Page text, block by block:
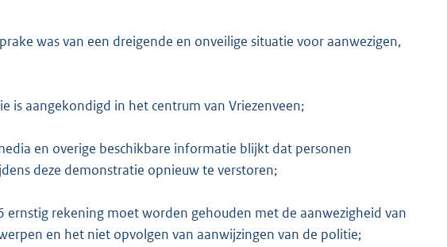
was van een dreigende en onveilige situatie voor aanwezigen,
is aangekondigd in het centrum van Vriezenveen;
en overige beschikbare informatie blijkt dat personen
deze demonstratie opnieuw te verstoren;
ernstig rekening moet worden gehouden met de aanwezigheid van
en het niet opvolgen van aanwijzingen van de politie;